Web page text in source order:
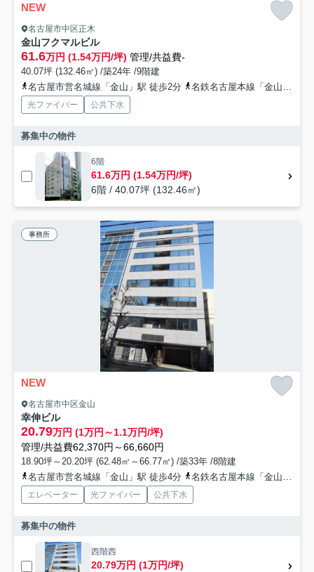
NEW
名古屋市中区正木
金山フクマルビル
61.6万円 (1.54万円/坪) 管理/共益費-
40.07坪 (132.46㎡) /築24年 /9階建
名古屋市営名城線「金山」駅 徒歩2分
名鉄名古屋本線「金山」駅 徒歩4分
光ファイバー 公共下水
募集中の物件
6階
61.6万円 (1.54万円/坪)
6階 / 40.07坪 (132.46㎡)
事務所
NEW
名古屋市中区金山
幸伸ビル
20.79万円 (1万円～1.1万円/坪)
管理/共益費62,370円～66,660円
18.90坪～20.20坪 (62.48㎡～66.77㎡) /築33年 /8階建
名古屋市営名城線「金山」駅 徒歩4分
名鉄名古屋本線「金山」駅 徒歩4分
エレベーター 光ファイバー 公共下水
募集中の物件
西階西
20.79万円 (1万円/坪)